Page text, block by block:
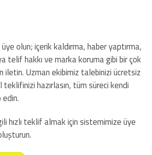
olun; içerik kaldırma, haber yaptırma,
telif hakkı ve marka koruma gibi bir çok
iletin. Uzman ekibimiz talebinizi ücretsiz
hazırlasın, tüm süreci kendi
hızlı teklif almak için sistemimize üye